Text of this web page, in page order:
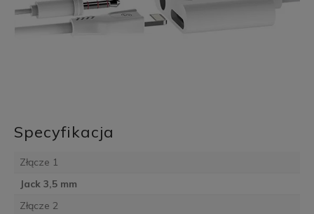
Specyfikacja
Złącze 1
Jack 3,5 mm
Złącze 2